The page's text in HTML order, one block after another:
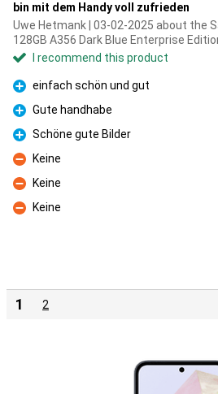
bin mit dem Handy voll zufrieden
Uwe Hetmank | 03-02-2025 about the
128GB A356 Dark Blue Enterprise
I recommend this product
Pro
einfach schön und gut
Pro
Gute handhabe
Pro
Schöne gute Bilder
Con
Keine
Con
Keine
Con
Keine
1 2